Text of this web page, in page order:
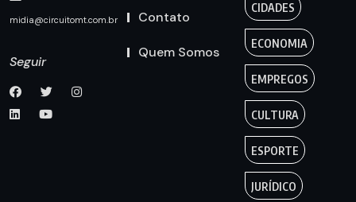
midia@circuitomt.com.br
Seguir
Contato
Quem Somos
CIDADES
ECONOMIA
EMPREGOS
CULTURA
ESPORTE
JURÍDICO